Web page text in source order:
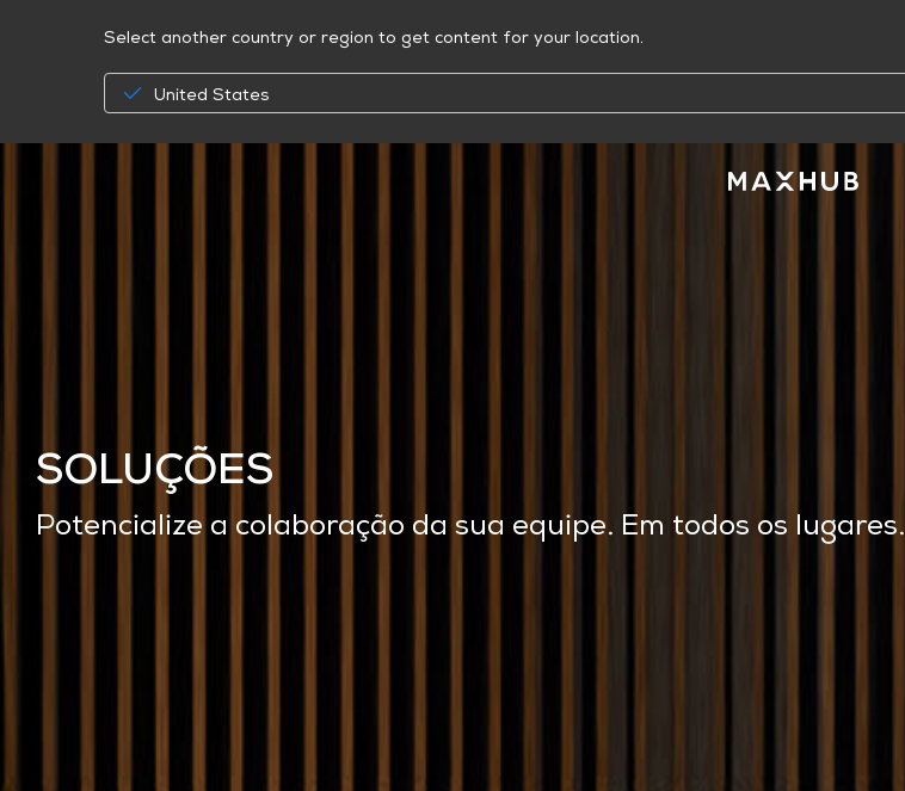
Select another country or region to get content for your location.
United States
SOLUÇÕES
Potencialize a colaboração da sua equipe. Em todos os lugares.